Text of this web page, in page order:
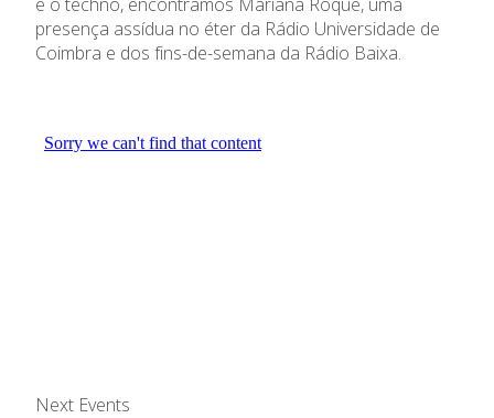
presença assídua no éter da Rádio Universidade de
Coimbra e dos fins-de-semana da Rádio Baixa.
Next Events